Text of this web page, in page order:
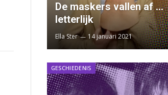
De maskers vallen af …
letterlijk
Ella Ster 14 januari 2021
GESCHIEDENIS